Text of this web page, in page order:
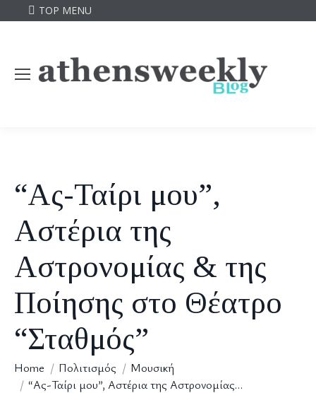
TOP MENU
“Ας-Ταίρι μου”,
Αστέρια της
Αστρονομίας & της
Ποίησης στο Θέατρο
“Σταθμός”
You are here:
Home Πολιτισμός
Μουσική
“Ας-Ταίρι μου”, Αστέρια της Αστρονομίας…